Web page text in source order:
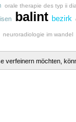
orale therapie des typ ii
balint bezirk
neuroradiologie im wandel
verfeinern möchten,